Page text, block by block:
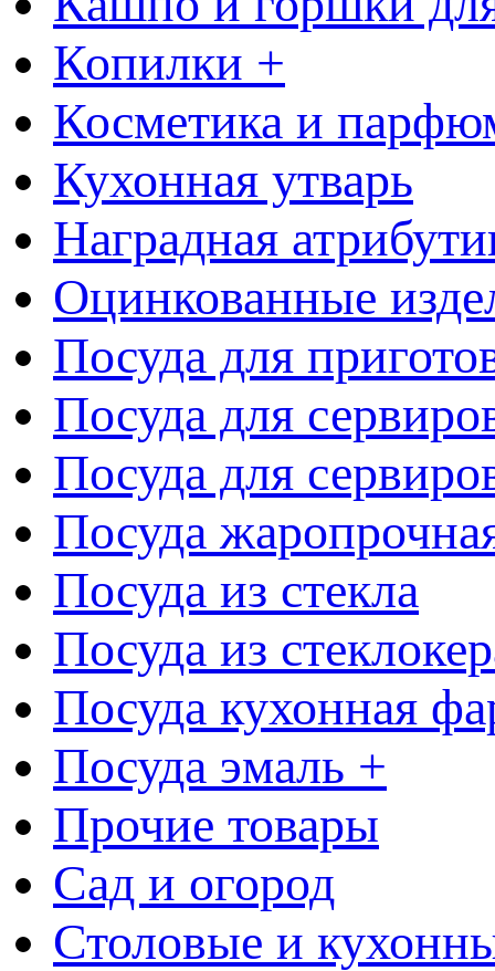
Копилки +
Косметика и
Кухонная утварь
Наградная
Оцинкованные
Посуда для
Посуда для
Посуда для
Посуда
Посуда из стекла
Посуда из
Посуда кухонная
Посуда эмаль +
Прочие товары
Сад и огород
Столовые и